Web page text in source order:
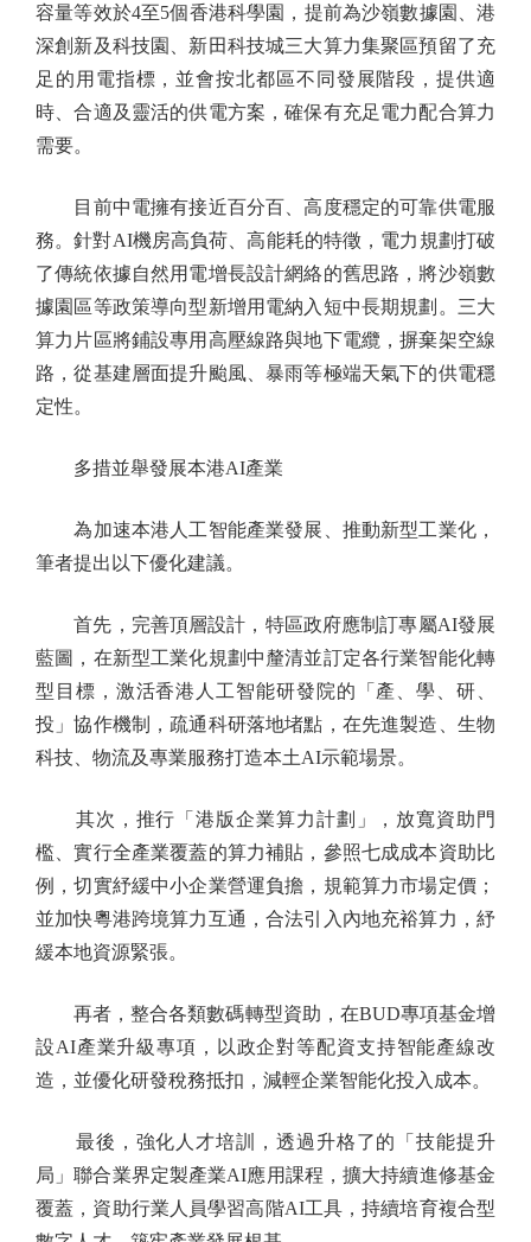
容量等效於4至5個香港科學園，提前為沙嶺數據園、港
深創新及科技園、新田科技城三大算力集聚區預留了充
足的用電指標，並會按北都區不同發展階段，提供適
時、合適及靈活的供電方案，確保有充足電力配合算力
需要。
目前中電擁有接近百分百、高度穩定的可靠供電服
務。針對AI機房高負荷、高能耗的特徵，電力規劃打破
了傳統依據自然用電增長設計網絡的舊思路，將沙嶺數
據園區等政策導向型新增用電納入短中長期規劃。三大
算力片區將鋪設專用高壓線路與地下電纜，摒棄架空線
路，從基建層面提升颱風、暴雨等極端天氣下的供電穩
定性。
多措並舉發展本港AI產業
為加速本港人工智能產業發展、推動新型工業化，
筆者提出以下優化建議。
首先，完善頂層設計，特區政府應制訂專屬AI發展
藍圖，在新型工業化規劃中釐清並訂定各行業智能化轉
型目標，激活香港人工智能研發院的「產、學、研、
投」協作機制，疏通科研落地堵點，在先進製造、生物
科技、物流及專業服務打造本土AI示範場景。
其次，推行「港版企業算力計劃」，放寬資助門
檻、實行全產業覆蓋的算力補貼，參照七成成本資助比
例，切實紓緩中小企業營運負擔，規範算力市場定價；
並加快粵港跨境算力互通，合法引入內地充裕算力，紓
緩本地資源緊張。
再者，整合各類數碼轉型資助，在BUD專項基金增
設AI產業升級專項，以政企對等配資支持智能產線改
造，並優化研發稅務抵扣，減輕企業智能化投入成本。
最後，強化人才培訓，透過升格了的「技能提升
局」聯合業界定製產業AI應用課程，擴大持續進修基金
覆蓋，資助行業人員學習高階AI工具，持續培育複合型